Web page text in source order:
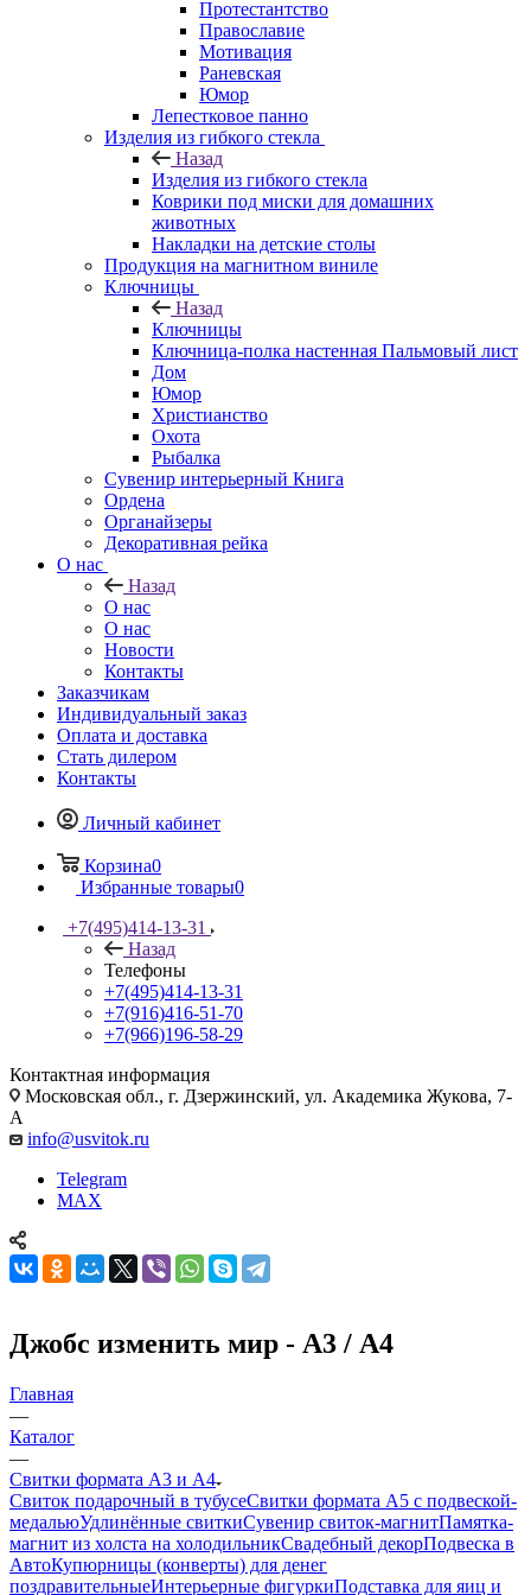
Протестантство
Православие
Мотивация
Раневская
Юмор
Лепестковое панно
Изделия из гибкого стекла
Назад
Изделия из гибкого стекла
Коврики под миски для домашних
животных
Накладки на детские столы
Продукция на магнитном виниле
Ключницы
Назад
Ключницы
Ключница-полка настенная Пальмовый лист
Дом
Юмор
Христианство
Охота
Рыбалка
Сувенир интерьерный Книга
Ордена
Органайзеры
Декоративная рейка
О нас
Назад
О нас
О нас
Новости
Контакты
Заказчикам
Индивидуальный заказ
Оплата и доставка
Стать дилером
Контакты
Личный кабинет
Корзина0
Избранные товары0
+7(495)414-13-31
Назад
Телефоны
+7(495)414-13-31
+7(916)416-51-70
+7(966)196-58-29
Контактная информация
Московская обл., г. Дзержинский, ул. Академика Жукова, 7-
А
info@usvitok.ru
Telegram
MAX
Джобс изменить мир - А3 / А4
Главная
—
Каталог
—
Свитки формата А3 и А4
Свиток подарочный в тубусеСвитки формата А5 с подвеской-
медальюУдлинённые свиткиСувенир свиток-магнитПамятка-
магнит из холста на холодильникСвадебный декорПодвеска в
АвтоКупюрницы (конверты) для денег
поздравительныеИнтерьерные фигуркиПодставка для яиц и